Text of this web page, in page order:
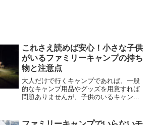
これさえ読めば安心！小さな子供
がいるファミリーキャンプの持ち
物と注意点
大人だけで行くキャンプであれば、一般
的なキャンプ用品やグッズを用意すれば
問題ありませんが、子供のいるキャンプ
万全な準備をして出かけるべきです。こ